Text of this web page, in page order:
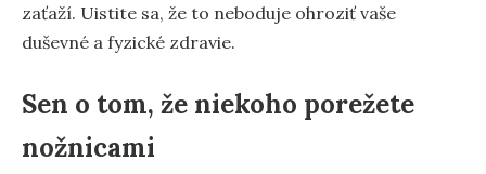
zaťaží. Uistite sa, že to neboduje ohroziť vaše
duševné a fyzické zdravie.
Sen o tom, že niekoho porežete
nožnicami